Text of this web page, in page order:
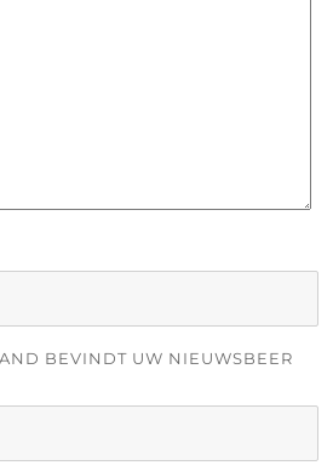
BEVINDT UW NIEUWSBEER